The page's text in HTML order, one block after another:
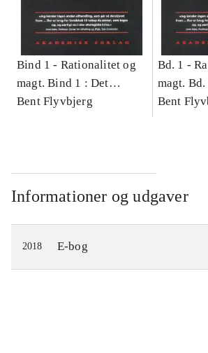
Bind 1 - Rationalitet og
magt. Bind 1 : Det
konkretes videnskab
Bent Flyvbjerg
Bd. 1 -
magt.
konkretes
Bent
Informationer og udgaver
2018 E-bog